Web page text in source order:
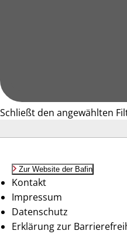
Schließt den angewählten
Zur Website der Bafin
Kontakt
Impressum
Datenschutz
Erklärung zur